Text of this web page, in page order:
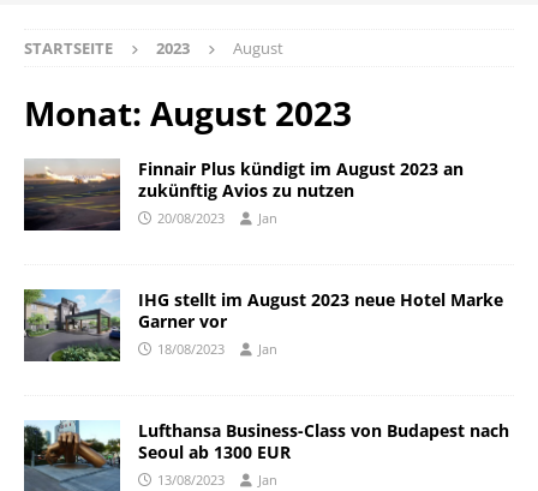
STARTSEITE 2023 August
Monat: August 2023
Finnair Plus kündigt im August 2023 an
zukünftig Avios zu nutzen
20/08/2023 Jan
IHG stellt im August 2023 neue Hotel Marke
Garner vor
18/08/2023 Jan
Lufthansa Business-Class von Budapest nach
Seoul ab 1300 EUR
13/08/2023 Jan